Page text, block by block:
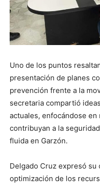
Uno de los puntos
presentación de planes
prevención frente a la
secretaria compartió
actuales, enfocándose
contribuyan a la
fluida en Garzón.
Delgado Cruz expresó su
optimización de los